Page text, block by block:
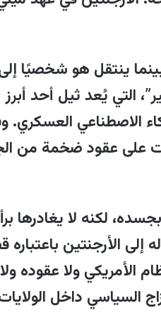
ونيوزيلندا،
بين أكثر من
تجربة ليبرتارية
وبناء بديل خارجه.
على شراء
بالفوائد ويتجنبون
لقراراتها
يبنون مخارجهم مسبقًا
واحد.
ينتقل هو شخصيًا إلى
التي يُعد ثيل
الاصطناعي
على عقود ضخمة من
لكنه لا
إلى الأرجنتين
الأمريكي ولا عقوده
السياسي داخل